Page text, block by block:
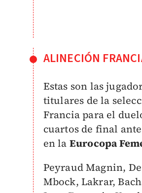
ALINECIÓN
Estas son las
titulares de la
Francia para el
cuartos de final
en la Eurocopa
Peyraud Magnin,
Mbock, Lakrar,